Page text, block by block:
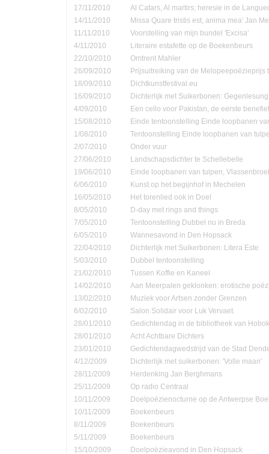
17/11/2010
Al Catars, Al martirs; heresie in de
14/11/2010
Missa Quare tristis est, anima mea' Jan
11/11/2010
Voorstelling van mijn bundel 'Excisa'
4/11/2010
Literaire estafette op de Boekenbeurs
22/10/2010
Omtrent Mahler
26/09/2010
Prijsuitreiking van de Melopeepoëzieprijs
18/09/2010
Dichtkunstfestival.eu
16/09/2010
Dichterlijk met Suikerbonen:
4/09/2010
Een cello voor Pakistan, de eerste
15/08/2010
Einde tentoonstelling Einde loopbanen
1/08/2010
Tentoonstelling Einde loopbanen van
2/07/2010
Onder vuur
27/06/2010
Landschapsdichter te Schellebelle
19/06/2010
Einde loopbanen van tulpen,
6/06/2010
Kunst op het begijnhof in Mechelen
16/05/2010
Het torenlied ook in Doel
8/05/2010
D-day met rings and things
7/05/2010
Tentoonstelling Dubbel nu in Breda
6/05/2010
Wannesavond in Den Hopsack
22/04/2010
Dichterlijk met Suikerbonen: Litera Este
5/03/2010
Dubbel tentoonstelling
21/02/2010
Tussen Koffie en Kaneel
14/02/2010
Aan Meerpalen geklonken: erotische
13/02/2010
Muziek voor Artsen zonder Grenzen
6/02/2010
Salon Solidair voor Luk Vervaet.
28/01/2010
Gedichtendag in de bibliotheek van
28/01/2010
Acht Achtbare Dichters
23/01/2010
Gedichtendagwedstrijd van de Stad
4/12/2009
Dichterlijk met suikerbonen: 'Volle maan'
28/11/2009
Herdenking Jan Berghmans
25/11/2009
Op radio Centraal
10/11/2009
Doelpoëzienocturne op de Antwerpse
10/11/2009
Boekenbeurs
8/11/2009
Boekenbeurs
5/11/2009
Boekenbeurs
15/10/2009
Doelpoëzieavond in Den Hopsack